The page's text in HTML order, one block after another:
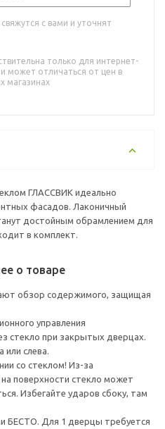
с вами и уточнят
только для интернет-
и может отличаться от цен в
магазинах
ГЛАССВИК идеально
фасадов. Лаконичный
достойным обрамлением для
в комплект.
о товаре
обзор содержимого, защищая
управления
стекло при закрытых дверцах.
слева.
со стеклом! Из-за
поверхности стекло может
Избегайте ударов сбоку, там
БЕСТО. Для 1 дверцы требуется